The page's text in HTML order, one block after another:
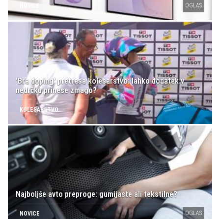
OGLAS
'Bra doping' pretresa kolesarstvo: lahko dodatek v
nedrčku prinese zmago?
KOLESARSTVO
Najboljše avto preproge: gumijaste ali tekstilne?
NOVICE OGLAS